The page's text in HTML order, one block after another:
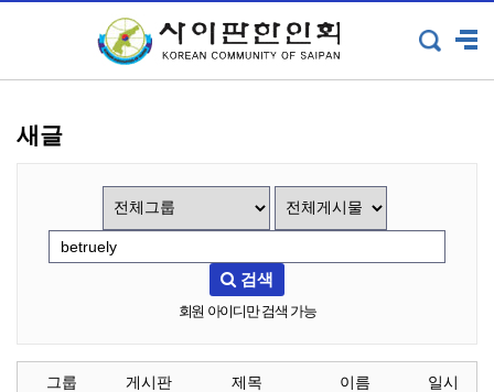
새글
검색
회원 아이디만 검색 가능
그룹 게시판 제목 이름 일시